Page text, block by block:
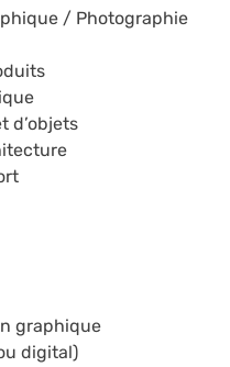
/ Photographie
d’objets
graphique
digital)